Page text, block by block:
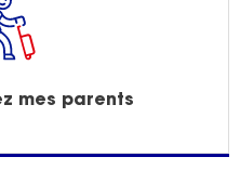
mes parents